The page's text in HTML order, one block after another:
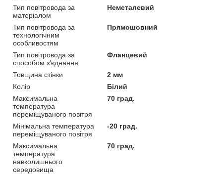
Тип повітровода за
матеріалом
Неметалевий
Тип повітровода за
технологічним
особливостям
Прямошовний
Тип повітровода за
способом з'єднання
Фланцевий
Товщина стінки
2 мм
Колір
Білий
Максимальна
температура
переміщуваного повітря
70 град.
Мінімальна температура
переміщуваного повітря
-20 град.
Максимальна
температура
навколишнього
середовища
70 град.